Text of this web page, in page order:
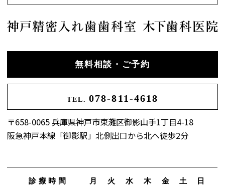
無料相談・ご予約
TEL. 078-811-4618
〒658-0065 兵庫県神戸市東灘区御影山手1丁目4-18
阪急神戸本線「御影駅」北側出口から北へ徒歩2分
診療時間 月 火 水 木 金 土 日